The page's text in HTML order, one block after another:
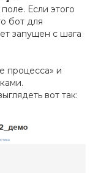
Если этого
бот для
запущен с шага
процесса» и
вот так: